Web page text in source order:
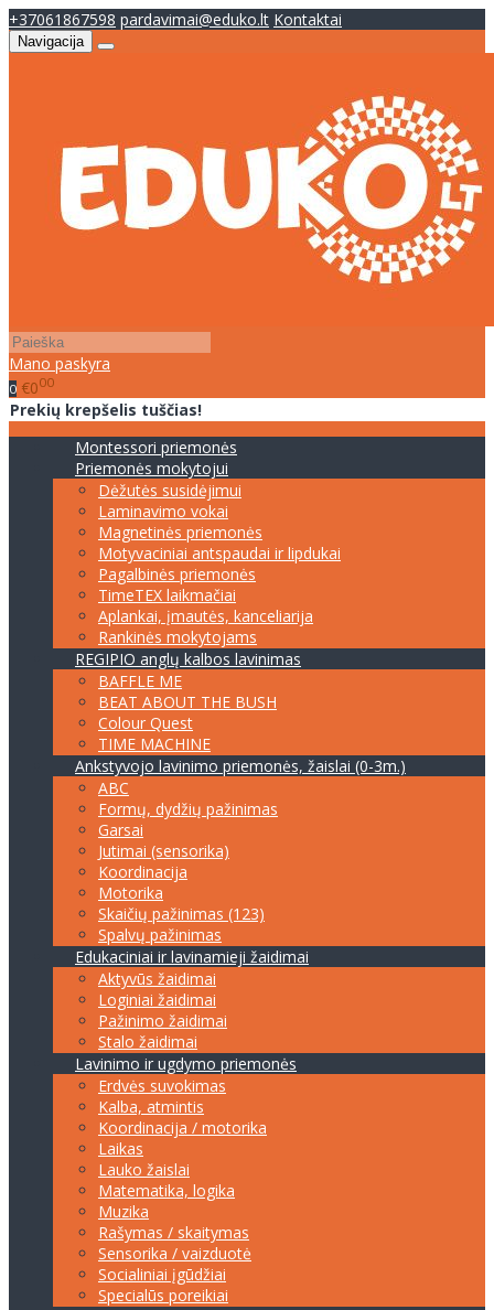
+37061867598 pardavimai@eduko.lt Kontaktai
Navigacija
Mano paskyra
0 €000
Prekių krepšelis tuščias!
Montessori priemonės
Priemonės mokytojui
Dėžutės susidėjimui
Laminavimo vokai
Magnetinės priemonės
Motyvaciniai antspaudai ir lipdukai
Pagalbinės priemonės
TimeTEX laikmačiai
Aplankai, įmautės, kanceliarija
Rankinės mokytojams
REGIPIO anglų kalbos lavinimas
BAFFLE ME
BEAT ABOUT THE BUSH
Colour Quest
TIME MACHINE
Ankstyvojo lavinimo priemonės, žaislai (0-3m.)
ABC
Formų, dydžių pažinimas
Garsai
Jutimai (sensorika)
Koordinacija
Motorika
Skaičių pažinimas (123)
Spalvų pažinimas
Edukaciniai ir lavinamieji žaidimai
Aktyvūs žaidimai
Loginiai žaidimai
Pažinimo žaidimai
Stalo žaidimai
Lavinimo ir ugdymo priemonės
Erdvės suvokimas
Kalba, atmintis
Koordinacija / motorika
Laikas
Lauko žaislai
Matematika, logika
Muzika
Rašymas / skaitymas
Sensorika / vaizduotė
Socialiniai įgūdžiai
Specialūs poreikiai